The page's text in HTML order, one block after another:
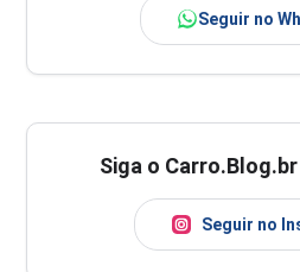
Seguir no
Siga o
Seguir no